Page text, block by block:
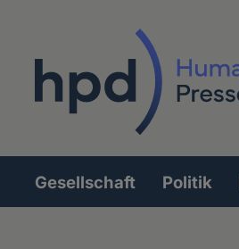
Hauptnavigation
Gesellschaft Politik